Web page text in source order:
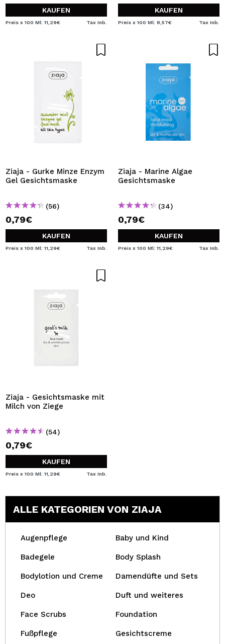
KAUFEN
Preis x 100 Ml: 11,29€ Tax Inb.
KAUFEN
Preis x 100 Ml: 8,57€ Tax Inb.
Ziaja - Gurke Minze Enzym
Gel Gesichtsmaske
(56)
0,79€
KAUFEN
Preis x 100 Ml: 11,29€ Tax Inb.
Ziaja - Marine Algae
Gesichtsmaske
(34)
0,79€
KAUFEN
Preis x 100 Ml: 11,29€ Tax Inb.
Ziaja - Gesichtsmaske mit
Milch von Ziege
(54)
0,79€
KAUFEN
Preis x 100 Ml: 11,29€ Tax Inb.
ALLE KATEGORIEN VON ZIAJA
Augenpflege Baby und Kind
Badegele Body Splash
Bodylotion und Creme Damendüfte und Sets
Deo Duft und weiteres
Face Scrubs Foundation
Fußpflege Gesichtscreme